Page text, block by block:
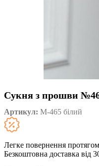
Сукня з прошви
Артикул: М-465 білий
Легке повернення
Безкоштовна доставка від